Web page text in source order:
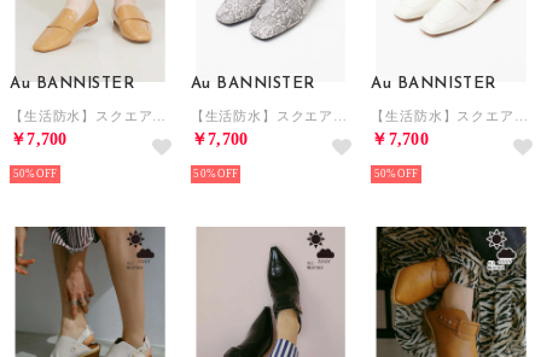
Au BANNISTER
￥7,700
50%
Au BANNISTER
￥7,700
50%
Au BANNISTER
￥7,700
50%